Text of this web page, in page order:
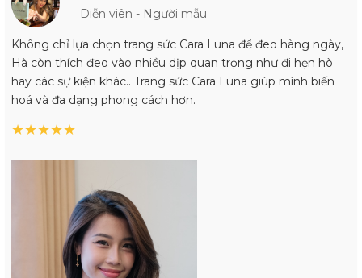
Diễn viên - Người mẫu
Không chỉ lựa chọn trang sức Cara Luna để đeo hàng ngày,
Hà còn thích đeo vào nhiều dịp quan trọng như đi hẹn hò
hay các sự kiện khác.. Trang sức Cara Luna giúp mình biến
hoá và đa dạng phong cách hơn.
★★★★★